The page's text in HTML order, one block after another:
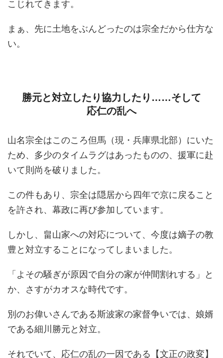
こじれてきます。
まぁ、先に土地をぶんどったのは宗全だから仕方な
い。
勝元と対立したり協力したり……そして
応仁の乱へ
山名宗全はこのころ但馬（現・兵庫県北部）にいた
ため、多少のタイムラグはあったものの、援軍に赴
いて則尚を破りました。
この件もあり、宗全は隠居から四年で京に戻ること
を許され、幕政に再び参加しています。
しかし、畠山家への対応について、今度は嫡子の教
豊と対立することになってしまいました。
「よその騒ぎが原因で自分の家が仲間割れする」と
か、さすがカオスな時代です。
別のお偉いさんである斯波家の家督争いでは、娘婿
である細川勝元と対立。
それでいて、応仁の乱の一因である【文正の政変】